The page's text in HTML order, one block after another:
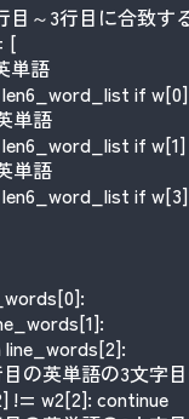
目～3行目に合致
[
単語
len6_word_list if
単語
len6_word_list if
単語
len6_word_list if
line_words[2]:
一行目の英単語の3
!= w2[2]: continue